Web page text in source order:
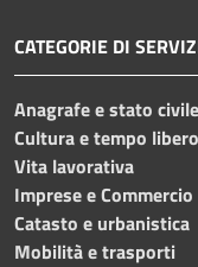
CATEGORIE DI
Anagrafe e stato civile
Cultura e tempo libero
Vita lavorativa
Imprese e Commercio
Catasto e urbanistica
Mobilità e trasporti